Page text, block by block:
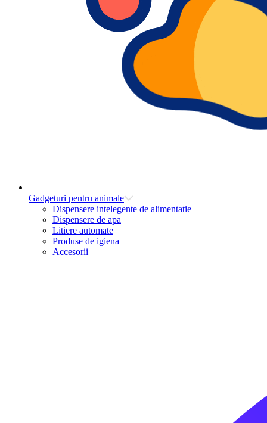
Gadgeturi pentru animale
Dispensere intelegente de alimentatie
Dispensere de apa
Litiere automate
Produse de igiena
Accesorii